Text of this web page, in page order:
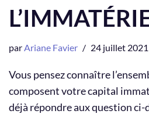
parAriane Favier 24 juillet 2021
Vous pensez connaître
composent votre capital
déjà répondre aux question